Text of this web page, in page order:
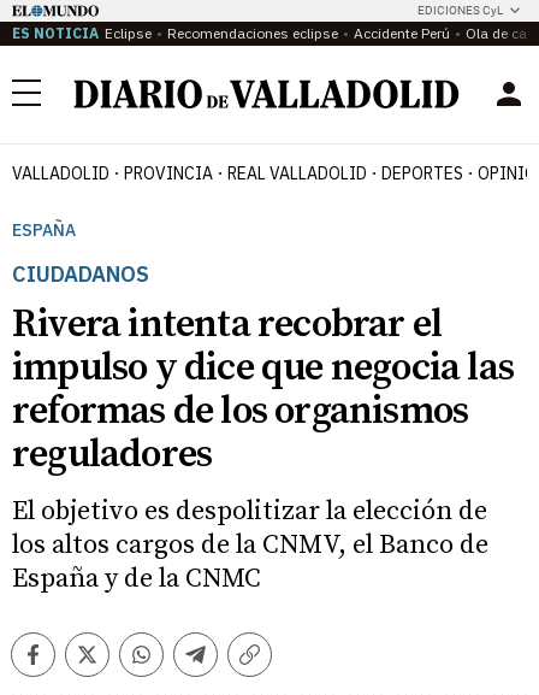
EDICIONES CyL
ES NOTICIA Eclipse Recomendaciones eclipse Accidente Perú Ola de
Menú
VALLADOLID PROVINCIA REAL VALLADOLID DEPORTES
ESPAÑA
CIUDADANOS
Rivera intenta recobrar el
impulso y dice que negocia las
reformas de los organismos
reguladores
El objetivo es despolitizar la elección de
los altos cargos de la CNMV, el Banco de
España y de la CNMC
FacebookTwitterWhatsappTelegramCopiar